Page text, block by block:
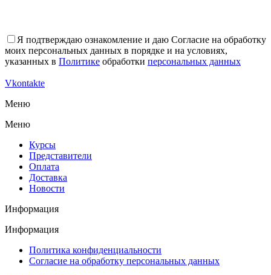
Я подтверждаю ознакомление и даю Согласие на обработку
моих персональных данных в порядке и на условиях,
указанных в Политике обработки персональных данных
Vkontakte
Меню
Меню
Курсы
Представители
Оплата
Доставка
Новости
Информация
Информация
Политика конфиденциальности
Согласие на обработку персональных данных